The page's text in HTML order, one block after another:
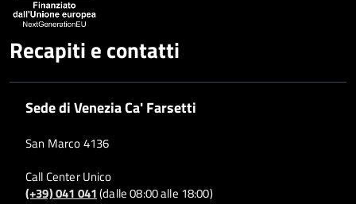
Recapiti e contatti
Sede di Venezia Ca' Farsetti
San Marco 4136
Call Center Unico
(+39) 041 041(dalle 08:00 alle 18:00)